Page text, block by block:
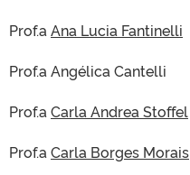
Prof.a Ana Lucia Fantinelli
Prof.a Angélica Cantelli
Prof.a Carla Andrea Stoffel
Prof.a Carla Borges Morais